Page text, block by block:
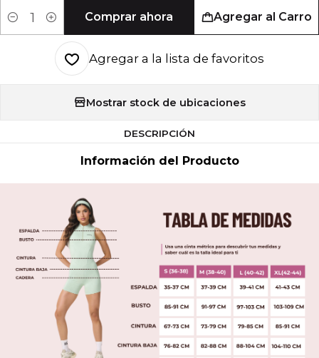
Cantidad
Agregar al Carro
Comprar ahora
Agregar a la lista de favoritos
Mostrar stock de ubicaciones
DESCRIPCIÓN
Información del Producto